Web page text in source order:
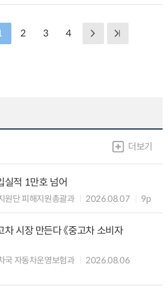
2 3 4
더보기
실적 1만호 넘어
원단 피해지원총괄과 2026.08.07 9p
시장 만든다 《중고차 소비자
국 자동차운영보험과
2026.08.06